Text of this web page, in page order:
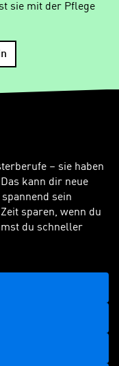
sie mit der Pflege
– sie haben
kann dir neue
sein
sparen, wenn du
du schneller